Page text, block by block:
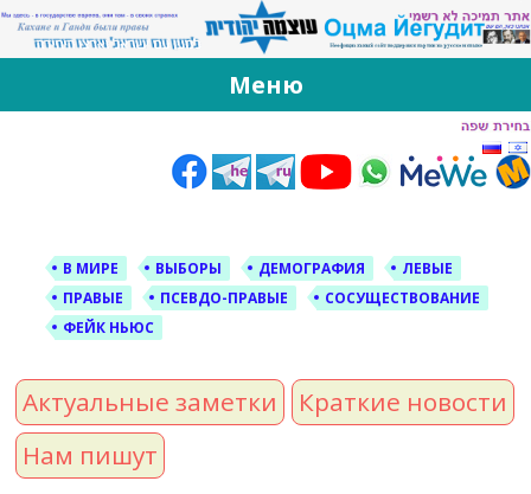
За Оцма Йегудит
עוצמה יהודית ברוסית ובעברית
Меню
В МИРЕ ВЫБОРЫ ДЕМОГРАФИЯ
ЛЕВЫЕ
ПРАВЫЕ
ПСЕВДО-ПРАВЫЕ
СОСУЩЕСТВОВАНИЕ
ФЕЙК НЬЮС
Актуальные заметки
Краткие новости
Нам пишут